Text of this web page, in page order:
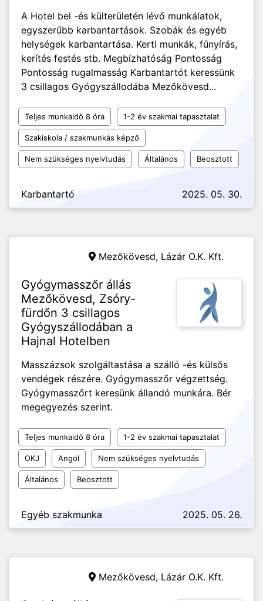
A Hotel bel -és külterületén lévő munkálatok,
egyszerűbb karbantartások. Szobák és egyéb
helységek karbantartása. Kerti munkák, fűnyírás,
kerítés festés stb. Megbízhatóság Pontosság
Pontosság rugalmasság Karbantartót keressünk
3 csillagos Gyógyszállodába Mezőkövesd...
Teljes munkaidő 8 óra 1-2 év szakmai tapasztalat
Szakiskola / szakmunkás képző
Nem szükséges nyelvtudás Általános Beosztott
Karbantartó 2025. 05. 30.
Mezőkövesd, Lázár O.K. Kft.
Gyógymasszőr állás
Mezőkövesd, Zsóry-
fürdőn 3 csillagos
Gyógyszállodában a
Hajnal Hotelben
Masszázsok szolgáltastása a szálló -és külsős
vendégek részére. Gyógymasszőr végzettség.
Gyógymasszőrt keresünk állandó munkára. Bér
megegyezés szerint.
Teljes munkaidő 8 óra 1-2 év szakmai tapasztalat
OKJ Angol Nem szükséges nyelvtudás
Általános Beosztott
Egyéb szakmunka 2025. 05. 26.
Mezőkövesd, Lázár O.K. Kft.